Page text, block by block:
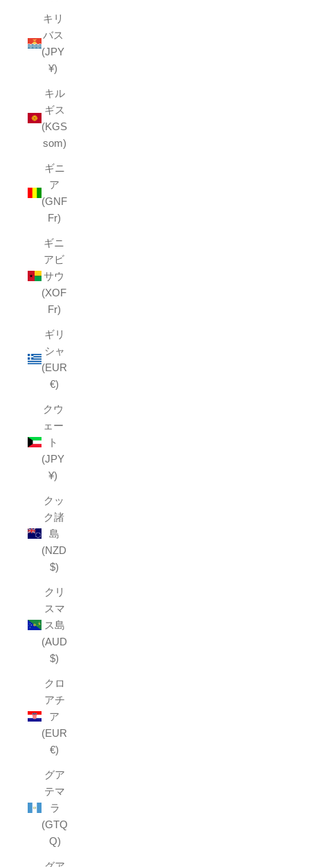
キリ
バス
(JPY
¥)
キル
ギス
(KGS
som)
ギニ
ア
(GNF
Fr)
ギニ
アビ
サウ
(XOF
Fr)
ギリ
シャ
(EUR
€)
クウ
ェー
ト
(JPY
¥)
クッ
ク諸
島
(NZD
$)
クリ
スマ
ス島
(AUD
$)
クロ
アチ
ア
(EUR
€)
グア
テマ
ラ
(GTQ
Q)